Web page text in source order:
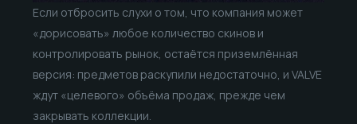
Если отбросить слухи о том, что компания может
«дорисовать» любое количество скинов и
контролировать рынок, остаётся приземлённая
версия: предметов раскупили недостаточно, и VALVE
ждут «целевого» объёма продаж, прежде чем
закрывать коллекции.